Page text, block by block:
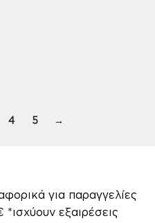
4 5 →
για παραγγελίες
εξαιρέσεις